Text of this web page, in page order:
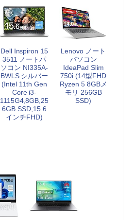
Dell Inspiron 15
3511 ノートパ
ソコン NI335A-
BWLS シルバー
(Intel 11th Gen
Core i3-
1115G4,8GB,25
6GB SSD,15.6
インチFHD)
Lenovo ノート
パソコン
IdeaPad Slim
750i (14型FHD
Ryzen 5 8GBメ
モリ 256GB
SSD)